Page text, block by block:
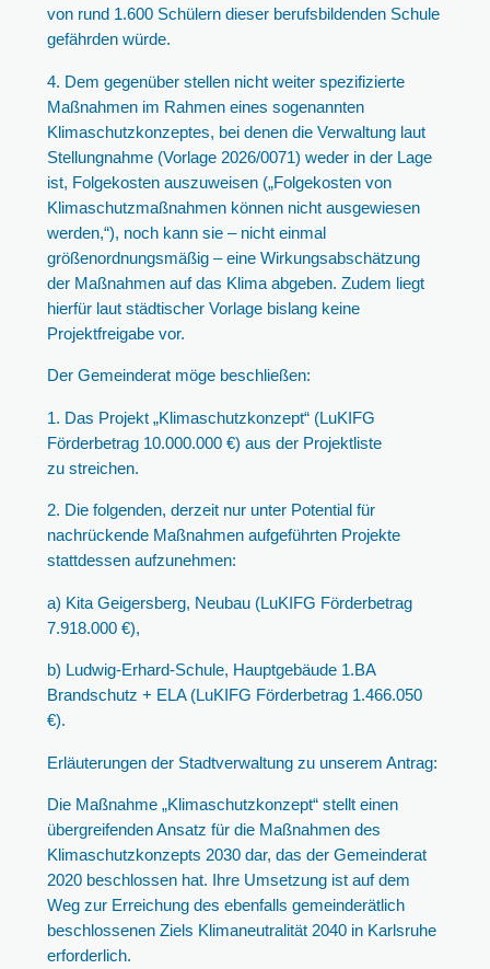
von rund 1.600 Schülern dieser berufsbildenden Schule
gefährden würde.
4. Dem gegenüber stellen nicht weiter spezifizierte
Maßnahmen im Rahmen eines sogenannten
Klimaschutzkonzeptes, bei denen die Verwaltung laut
Stellungnahme (Vorlage 2026/0071) weder in der Lage
ist, Folgekosten auszuweisen („Folgekosten von
Klimaschutzmaßnahmen können nicht ausgewiesen
werden,“), noch kann sie – nicht einmal
größenordnungsmäßig – eine Wirkungsabschätzung
der Maßnahmen auf das Klima abgeben. Zudem liegt
hierfür laut städtischer Vorlage bislang keine
Projektfreigabe vor.
Der Gemeinderat möge beschließen:
1. Das Projekt „Klimaschutzkonzept“ (LuKIFG
Förderbetrag 10.000.000 €) aus der Projektliste
zu streichen.
2. Die folgenden, derzeit nur unter Potential für
nachrückende Maßnahmen aufgeführten Projekte
stattdessen aufzunehmen:
a) Kita Geigersberg, Neubau (LuKIFG Förderbetrag
7.918.000 €),
b) Ludwig-Erhard-Schule, Hauptgebäude 1.BA
Brandschutz + ELA (LuKIFG Förderbetrag 1.466.050
€).
Erläuterungen der Stadtverwaltung zu unserem Antrag:
Die Maßnahme „Klimaschutzkonzept“ stellt einen
übergreifenden Ansatz für die Maßnahmen des
Klimaschutzkonzepts 2030 dar, das der Gemeinderat
2020 beschlossen hat. Ihre Umsetzung ist auf dem
Weg zur Erreichung des ebenfalls gemeinderätlich
beschlossenen Ziels Klimaneutralität 2040 in Karlsruhe
erforderlich.